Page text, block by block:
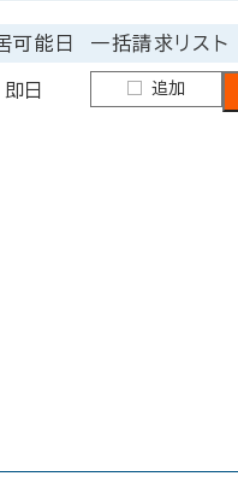
可能日 一括請求リスト
即日 追加